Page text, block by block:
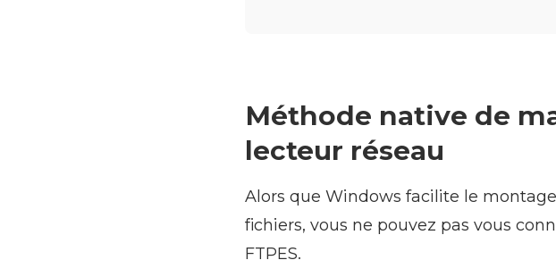
Méthode native de
lecteur réseau
Alors que Windows facilite le
fichiers, vous ne pouvez pas vous
FTPES.